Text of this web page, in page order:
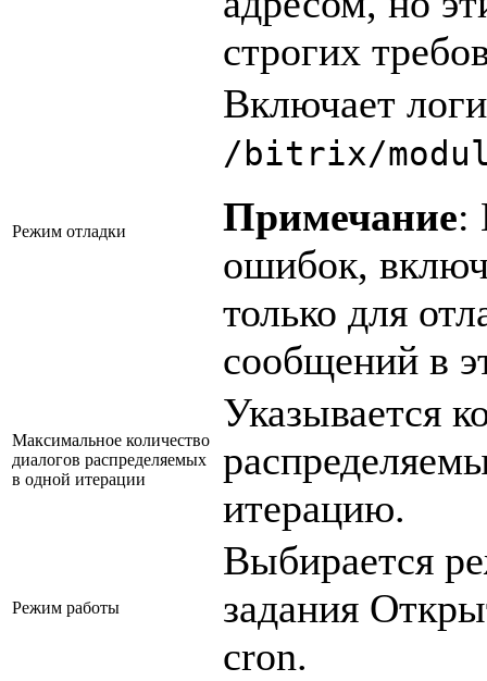
строгих
Режим отладки
Включает
/bitrix/
Примечание:
ошибок,
только для
сообщений в
Максимальное количество
диалогов распределяемых
в одной итерации
Указывается
итерацию.
Режим работы
Выбирается
задания
cron.